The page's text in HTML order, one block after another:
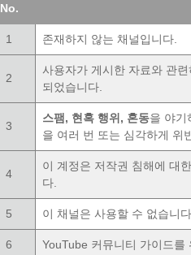
No.
1 존재하지 않는 채널입니다.
2
사용자가 게시한 자료와 관
되었습니다.
3
스팸, 현혹 행위, 혼동을 야기
을 여러 번 또는 심각하게 위
4
이 계정은 저작권 침해에 대
다.
5 이 채널은 사용할 수 없습니다.
6 YouTube 커뮤니티 가이드를